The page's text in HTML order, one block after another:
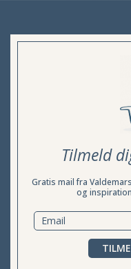
Tilmeld
Gratis mail fra
og